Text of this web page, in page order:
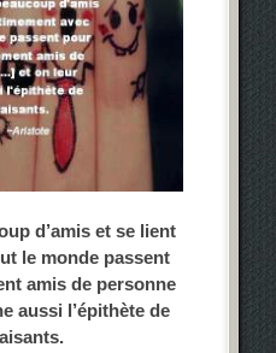
d’amis et se lient
le monde passent
amis de personne
aussi l’épithète de